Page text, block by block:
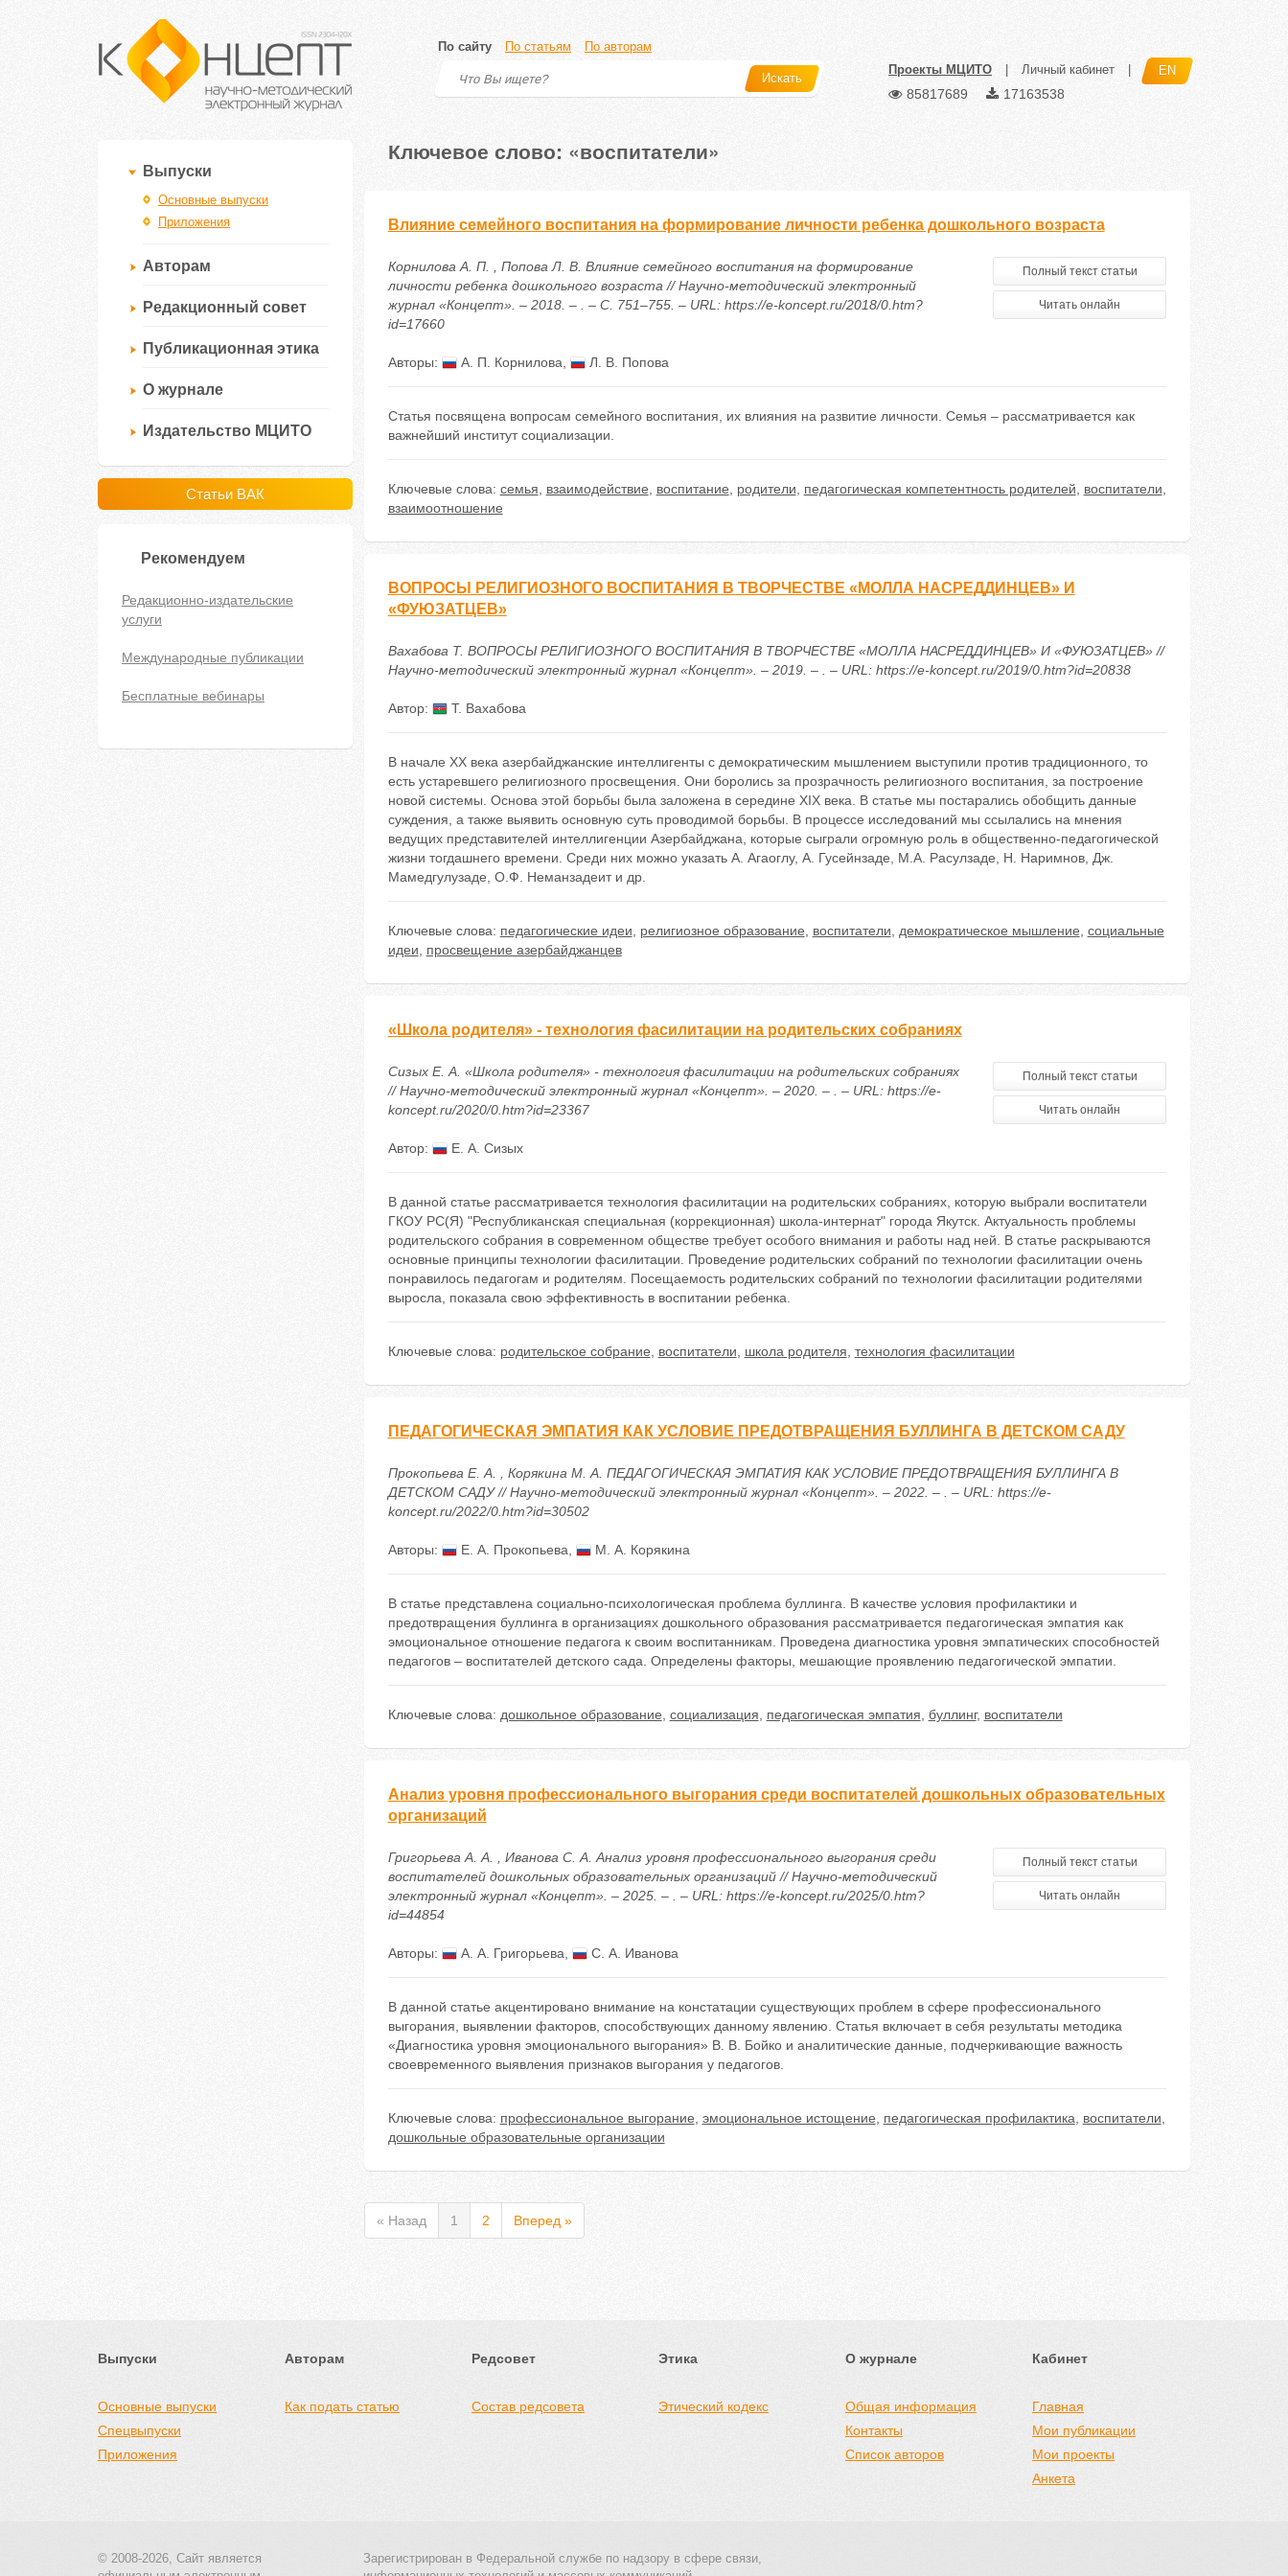
По сайту По статьям По авторам
Искать
Проекты МЦИТО Личный кабинет EN
85817689 17163538
Выпуски
Основные выпуски
Приложения
Авторам
Редакционный совет
Публикационная этика
О журнале
Издательство МЦИТО
Статьи ВАК
Рекомендуем
Редакционно-издательские
услуги
Международные публикации
Бесплатные вебинары
Ключевое слово: «воспитатели»
Влияние семейного воспитания на формирование личности ребенка дошкольного возраста
Корнилова А. П. , Попова Л. В. Влияние семейного воспитания на формирование
личности ребенка дошкольного возраста // Научно-методический электронный
журнал «Концепт». – 2018. – . – С. 751–755. – URL: https://e-koncept.ru/2018/0.htm?
id=17660
Полный текст статьи
Читать онлайн
Авторы: А. П. Корнилова Л. В. Попова
Статья посвящена вопросам семейного воспитания, их влияния на развитие личности. Семья – рассматривается как
важнейший институт социализации.
Ключевые слова: семья взаимодействие воспитание родители педагогическая компетентность родителей воспитатели
взаимоотношение
ВОПРОСЫ РЕЛИГИОЗНОГО ВОСПИТАНИЯ В ТВОРЧЕСТВЕ «МОЛЛА НАСРЕДДИНЦЕВ» И
«ФУЮЗАТЦЕВ»
Вахабова Т. ВОПРОСЫ РЕЛИГИОЗНОГО ВОСПИТАНИЯ В ТВОРЧЕСТВЕ «МОЛЛА НАСРЕДДИНЦЕВ» И «ФУЮЗАТЦЕВ» //
Научно-методический электронный журнал «Концепт». – 2019. – . – URL: https://e-koncept.ru/2019/0.htm?id=20838
Автор: Т. Вахабова
В начале XX века азербайджанские интеллигенты с демократическим мышлением выступили против традиционного, то
есть устаревшего религиозного просвещения. Они боролись за прозрачность религиозного воспитания, за построение
новой системы. Основа этой борьбы была заложена в середине XIX века. В статье мы постарались обобщить данные
суждения, а также выявить основную суть проводимой борьбы. В процессе исследований мы ссылались на мнения
ведущих представителей интеллигенции Азербайджана, которые сыграли огромную роль в общественно-педагогической
жизни тогдашнего времени. Среди них можно указать А. Агаоглу, А. Гусейнзаде, М.А. Расулзаде, Н. Наримнов, Дж.
Мамедгулузаде, О.Ф. Неманзадеит и др.
Ключевые слова: педагогические идеи религиозное образование воспитатели демократическое мышление социальные
идеи
просвещение азербайджанцев
«Школа родителя» - технология фасилитации на родительских собраниях
Сизых Е. А. «Школа родителя» - технология фасилитации на родительских собраниях
// Научно-методический электронный журнал «Концепт». – 2020. – . – URL: https://e-
koncept.ru/2020/0.htm?id=23367
Полный текст статьи
Читать онлайн
Автор: Е. А. Сизых
В данной статье рассматривается технология фасилитации на родительских собраниях, которую выбрали воспитатели
ГКОУ РС(Я) "Республиканская специальная (коррекционная) школа-интернат" города Якутск. Актуальность проблемы
родительского собрания в современном обществе требует особого внимания и работы над ней. В статье раскрываются
основные принципы технологии фасилитации. Проведение родительских собраний по технологии фасилитации очень
понравилось педагогам и родителям. Посещаемость родительских собраний по технологии фасилитации родителями
выросла, показала свою эффективность в воспитании ребенка.
Ключевые слова: родительское собрание воспитатели школа родителя технология фасилитации
ПЕДАГОГИЧЕСКАЯ ЭМПАТИЯ КАК УСЛОВИЕ ПРЕДОТВРАЩЕНИЯ БУЛЛИНГА В ДЕТСКОМ САДУ
Прокопьева Е. А. , Корякина М. А. ПЕДАГОГИЧЕСКАЯ ЭМПАТИЯ КАК УСЛОВИЕ ПРЕДОТВРАЩЕНИЯ БУЛЛИНГА В
ДЕТСКОМ САДУ // Научно-методический электронный журнал «Концепт». – 2022. – . – URL: https://e-
koncept.ru/2022/0.htm?id=30502
Авторы: Е. А. Прокопьева М. А. Корякина
В статье представлена социально-психологическая проблема буллинга. В качестве условия профилактики и
предотвращения буллинга в организациях дошкольного образования рассматривается педагогическая эмпатия как
эмоциональное отношение педагога к своим воспитанникам. Проведена диагностика уровня эмпатических способностей
педагогов – воспитателей детского сада. Определены факторы, мешающие проявлению педагогической эмпатии.
Ключевые слова: дошкольное образование социализация педагогическая эмпатия буллинг, воспитатели
Анализ уровня профессионального выгорания среди воспитателей дошкольных образовательных
организаций
Григорьева А. А. , Иванова С. А. Анализ уровня профессионального выгорания среди
воспитателей дошкольных образовательных организаций // Научно-методический
электронный журнал «Концепт». – 2025. – . – URL: https://e-koncept.ru/2025/0.htm?
id=44854
Полный текст статьи
Читать онлайн
Авторы: А. А. Григорьева С. А. Иванова
В данной статье акцентировано внимание на констатации существующих проблем в сфере профессионального
выгорания, выявлении факторов, способствующих данному явлению. Статья включает в себя результаты методика
«Диагностика уровня эмоционального выгорания» В. В. Бойко и аналитические данные, подчеркивающие важность
своевременного выявления признаков выгорания у педагогов.
Ключевые слова: профессиональное выгорание эмоциональное истощение педагогическая профилактика воспитатели
дошкольные образовательные организации
« Назад 1 2 Вперед »
Выпуски
Основные выпуски
Спецвыпуски
Приложения
Авторам
Как подать статью
Редсовет
Состав редсовета
Этика
Этический кодекс
О журнале
Общая информация
Контакты
Список авторов
Кабинет
Главная
Мои публикации
Мои проекты
Анкета
© 2008-2026, Сайт является
Зарегистрирован в Федеральной службе по надзору в сфере связи,